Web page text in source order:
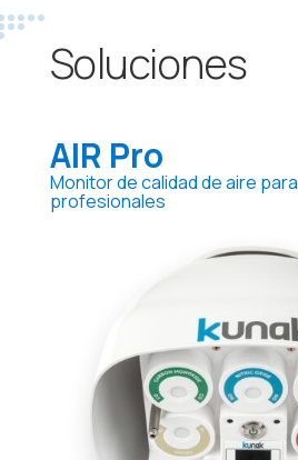
Soluciones
AIR Pro
Monitor de calidad de aire para
profesionales